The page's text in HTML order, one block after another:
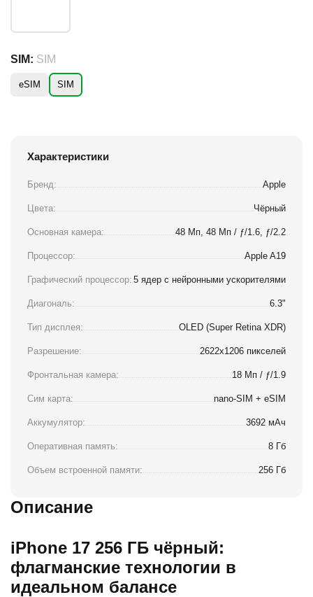
SIM: SIM
eSIM SIM
Характеристики
Бренд: Apple
Цвета: Чёрный
Основная камера: 48 Мп, 48 Мп / ƒ/1.6, ƒ/2.2
Процессор: Apple A19
Графический процессор: 5 ядер с нейронными ускорителями
Диагональ: 6.3"
Тип дисплея: OLED (Super Retina XDR)
Разрешение: 2622x1206 пикселей
Фронтальная камера: 18 Мп / ƒ/1.9
Сим карта: nano-SIM + eSIM
Аккумулятор: 3692 мАч
Оперативная память: 8 Гб
Объем встроенной памяти: 256 Гб
Описание
iPhone 17 256 ГБ чёрный:
флагманские технологии в
идеальном балансе